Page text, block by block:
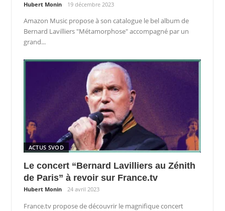
Hubert Monin 19 décembre 2023
Amazon Music propose à son catalogue le bel album de
Bernard Lavilliers "Métamorphose" accompagné par un
grand...
ACTUS SVOD
Le concert “Bernard Lavilliers au Zénith
de Paris” à revoir sur France.tv
Hubert Monin 24 avril 2023
France.tv propose de découvrir le magnifique concert